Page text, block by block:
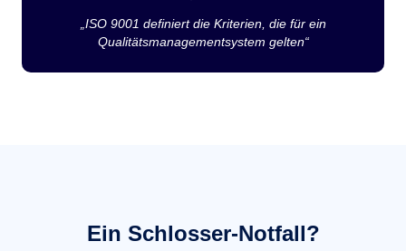
„ISO 9001 definiert die Kriterien, die für ein
Qualitätsmanagementsystem gelten“
Ein Schlosser-Notfall?